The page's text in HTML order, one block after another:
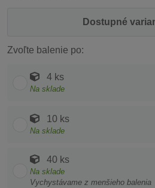
Dostupné
Zvoľte balenie po:
4 ks
Na sklade
10 ks
Na sklade
40 ks
Na sklade
Vychystávame z menšieho balenia